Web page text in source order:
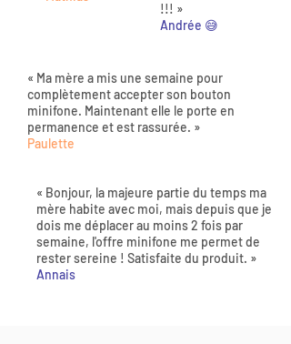
!!! »
Andrée 😅
« Ma mère a mis une semaine pour
complètement accepter son bouton
minifone. Maintenant elle le porte en
permanence et est rassurée. »
Paulette
« Bonjour, la majeure partie du temps ma
mère habite avec moi, mais depuis que je
dois me déplacer au moins 2 fois par
semaine, l'offre minifone me permet de
rester sereine ! Satisfaite du produit. »
Annais